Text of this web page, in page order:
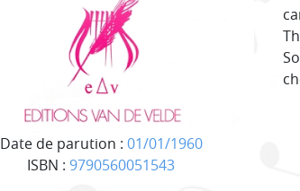
Date de parution : 01/01/1960
ISBN : 9790560051543